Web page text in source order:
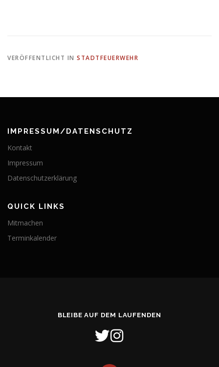
VERÖFFENTLICHT IN STADTFEUERWEHR
IMPRESSUM/DATENSCHUTZ
Kontakt
Impressum
Datenschutzerklärung
QUICK LINKS
Mitmachen
Terminkalender
BLEIBE AUF DEM LAUFENDEN